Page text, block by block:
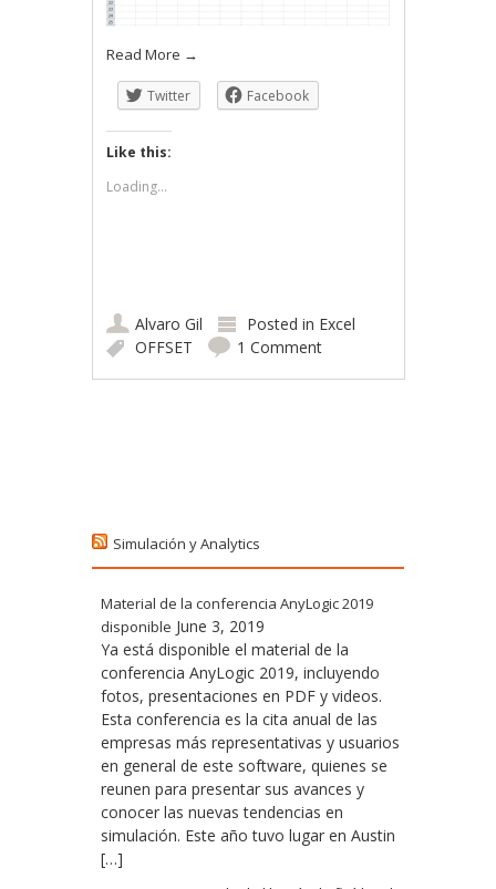
Read More →
Twitter Facebook
Like this:
Loading...
Alvaro Gil Posted in Excel
OFFSET
1 Comment
Simulación y Analytics
Material de la conferencia AnyLogic 2019
disponible June 3, 2019
Ya está disponible el material de la
conferencia AnyLogic 2019, incluyendo
fotos, presentaciones en PDF y videos.
Esta conferencia es la cita anual de las
empresas más representativas y usuarios
en general de este software, quienes se
reunen para presentar sus avances y
conocer las nuevas tendencias en
simulación. Este año tuvo lugar en Austin
[…]